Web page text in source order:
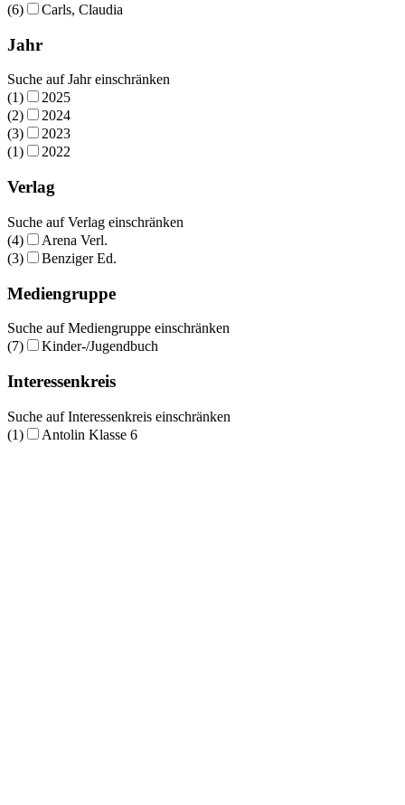
(6)
Carls, Claudia
Jahr
Suche auf Jahr einschränken
(1)
2025
(2)
2024
(3)
2023
(1)
2022
Verlag
Suche auf Verlag einschränken
(4)
Arena Verl.
(3)
Benziger Ed.
Mediengruppe
Suche auf Mediengruppe einschränken
(7)
Kinder-/Jugendbuch
Interessenkreis
Suche auf Interessenkreis einschränken
(1)
Antolin Klasse 6